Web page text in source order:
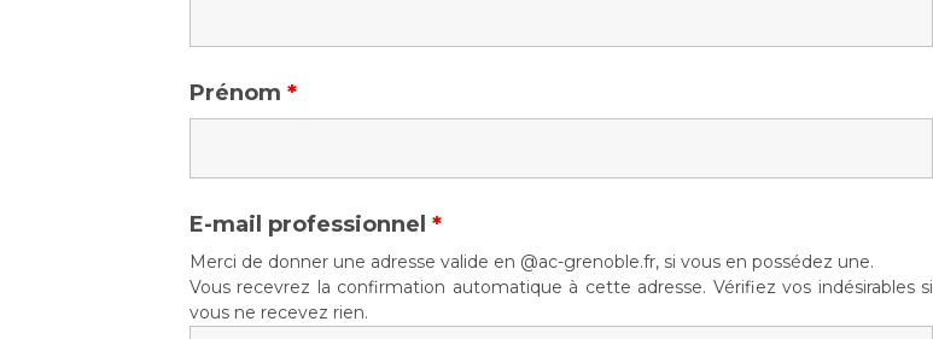
Prénom *
E-mail professionnel *
Merci de donner une adresse valide en @ac-grenoble.fr, si vous en possédez une.
Vous recevrez la confirmation automatique à cette adresse. Vérifiez vos indésirables si
vous ne recevez rien.